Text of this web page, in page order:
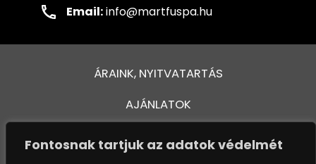
Fontosnak tartjuk az adatok védelmét
Email:info@martfuspa.hu
ÁRAINK, NYITVATARTÁS
AJÁNLATOK